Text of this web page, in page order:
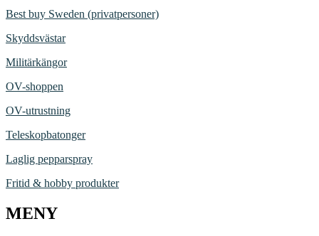
Best buy Sweden (privatpersoner)
Skyddsvästar
Militärkängor
OV-shoppen
OV-utrustning
Teleskopbatonger
Laglig pepparspray
Fritid & hobby produkter
MENY